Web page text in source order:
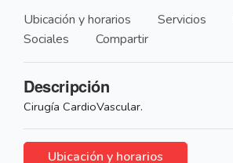
Ubicación y horarios Servicios
Sociales
Compartir
Descripción
Cirugía CardioVascular.
Ubicación y horarios